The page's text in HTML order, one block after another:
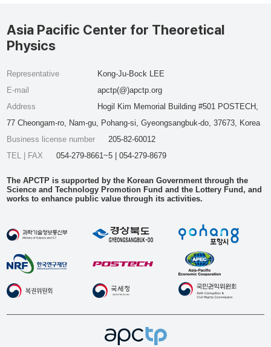
Asia Pacific Center for Theoretical
Physics
Representative
Kong-Ju-Bock LEE
E-mail
apctp(@)apctp.org
Address
Hogil Kim Memorial Building #501 POSTECH,
77 Cheongam-ro, Nam-gu, Pohang-si, Gyeongsangbuk-do, 37673, Korea
Business license number
205-82-60012
TEL | FAX
054-279-8661~5 | 054-279-8679
The APCTP is supported by the Korean Government through the
Science and Technology Promotion Fund and the Lottery Fund, and
works to enhance public value through its activities.